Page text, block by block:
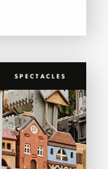
SPECTACLES